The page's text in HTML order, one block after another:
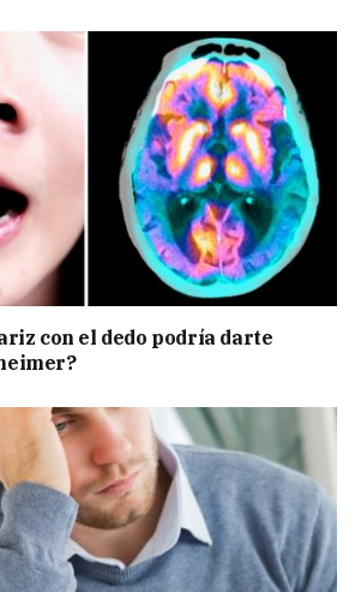
con el dedo podría darte